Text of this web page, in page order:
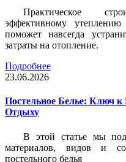
Практическое
эффективному
поможет навсегда
затраты на отопление.
Подробнее
23.06.2026
Постельное Белье: Ключ
Отдыху
В этой статье мы
материалов, видов и
постельного белья